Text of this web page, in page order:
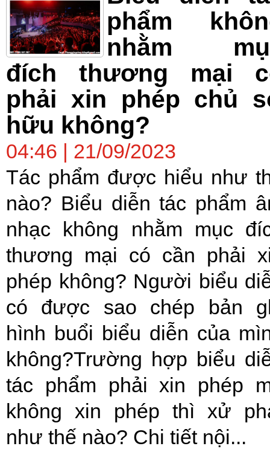
phẩm
nhằm
đích thương mại
phải xin phép chủ
hữu không?
04:46 | 21/09/2023
Tác phẩm được hiểu như
nào? Biểu diễn tác phẩm
nhạc không nhằm mục
thương mại có cần phải
phép không? Người biểu
có được sao chép bản
hình buổi biểu diễn của
không?Trường hợp biểu
tác phẩm phải xin phép
không xin phép thì xử
như thế nào? Chi tiết nội...